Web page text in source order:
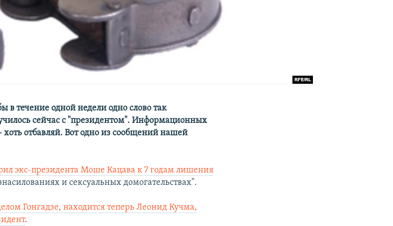
в течение одной недели одно слово так
сейчас с "президентом". Информационных
хоть отбавляй. Вот одно из сообщений нашей
экс-президента Моше Кацава к 7 годам лишения
и сексуальных домогательствах".
Гонгадзе, находится теперь Леонид Кучма,
.